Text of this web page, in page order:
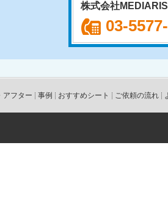
株式会社
03-
アフター 事例 おすすめシート ご依頼の流れ